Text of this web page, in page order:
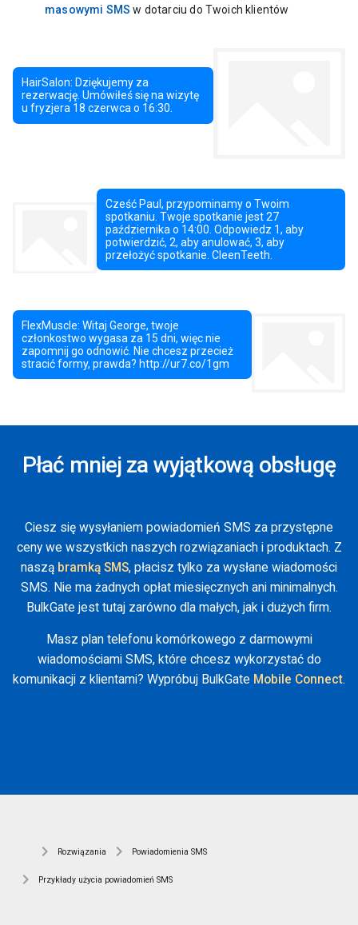
masowymi SMS w dotarciu do Twoich klientów
Płać mniej za wyjątkową obsługę
Ciesz się wysyłaniem powiadomień SMS za przystępne
ceny we wszystkich naszych rozwiązaniach i produktach. Z
naszą bramką SMS, płacisz tylko za wysłane wiadomości
SMS. Nie ma żadnych opłat miesięcznych ani minimalnych.
BulkGate jest tutaj zarówno dla małych, jak i dużych firm.
Masz plan telefonu komórkowego z darmowymi
wiadomościami SMS, które chcesz wykorzystać do
komunikacji z klientami? Wypróbuj BulkGate Mobile Connect.
Rozwiązania Powiadomienia SMS
Przykłady użycia powiadomień SMS